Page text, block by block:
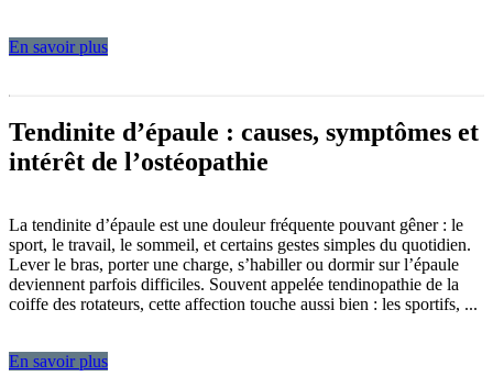
En savoir plus
Tendinite d’épaule : causes, symptômes et
intérêt de l’ostéopathie
La tendinite d’épaule est une douleur fréquente pouvant gêner : le
sport, le travail, le sommeil, et certains gestes simples du quotidien.
Lever le bras, porter une charge, s’habiller ou dormir sur l’épaule
deviennent parfois difficiles. Souvent appelée tendinopathie de la
coiffe des rotateurs, cette affection touche aussi bien : les sportifs, ...
En savoir plus